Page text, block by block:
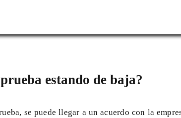
estando de baja?
se puede llegar a un acuerdo con la